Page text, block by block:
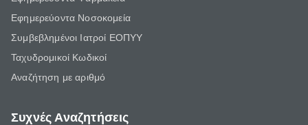
Εφημερεύοντα Νοσοκομεία
Συμβεβλημένοι Ιατροί ΕΟΠΥΥ
Ταχυδρομικοί Κωδικοί
Αναζήτηση με αριθμό
Συχνές Αναζητήσεις